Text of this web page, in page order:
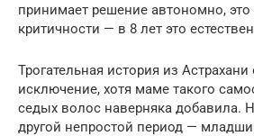
принимает решение автономно,
критичности — в 8 лет это
Трогательная история из
исключение, хотя маме такого
седых волос наверняка добавила.
другой непростой период —